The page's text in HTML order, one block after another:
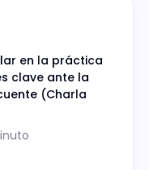
en la práctica
clave ante la
(Charla